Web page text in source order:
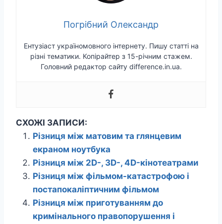
Погрібний Олександр
Ентузіаст україномовного інтернету. Пишу статті на
різні тематики. Копірайтер з 15-річним стажем.
Головний редактор сайту difference.in.ua.
СХОЖІ ЗАПИСИ:
Різниця між матовим та глянцевим
екраном ноутбука
Різниця між 2D-, 3D-, 4D-кінотеатрами
Різниця між фільмом-катастрофою і
постапокаліптичним фільмом
Різниця між приготуванням до
кримінального правопорушення і